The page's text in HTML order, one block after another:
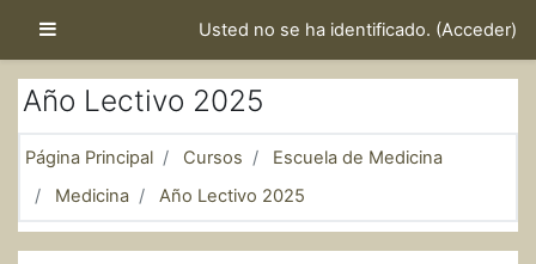
Usted no se ha identificado. (Acceder)
Año Lectivo 2025
Página Principal Cursos
Escuela de Medicina
Medicina
Año Lectivo 2025